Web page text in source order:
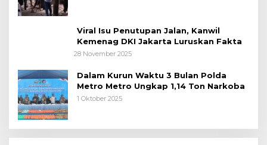
Viral Isu Penutupan Jalan, Kanwil
Kemenag DKI Jakarta Luruskan Fakta
28 November 2025
Dalam Kurun Waktu 3 Bulan Polda
Metro Metro Ungkap 1,14 Ton Narkoba
1 Oktober 2025